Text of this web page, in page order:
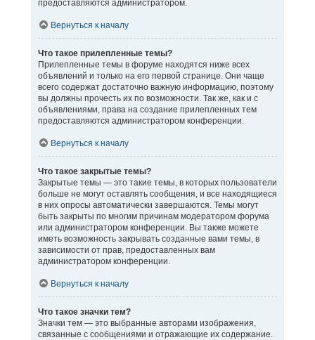
предоставляются администратором.
Вернуться к началу
Что такое прилепленные темы?
Прилепленные темы в форуме находятся ниже всех
объявлений и только на его первой странице. Они чаще
всего содержат достаточно важную информацию, поэтому
вы должны прочесть их по возможности. Так же, как и с
объявлениями, права на создание прилепленных тем
предоставляются администратором конференции.
Вернуться к началу
Что такое закрытые темы?
Закрытые темы — это такие темы, в которых пользователи
больше не могут оставлять сообщения, и все находящиеся
в них опросы автоматически завершаются. Темы могут
быть закрыты по многим причинам модератором форума
или администратором конференции. Вы также можете
иметь возможность закрывать созданные вами темы, в
зависимости от прав, предоставленных вам
администратором конференции.
Вернуться к началу
Что такое значки тем?
Значки тем — это выбранные авторами изображения,
связанные с сообщениями и отражающие их содержание.